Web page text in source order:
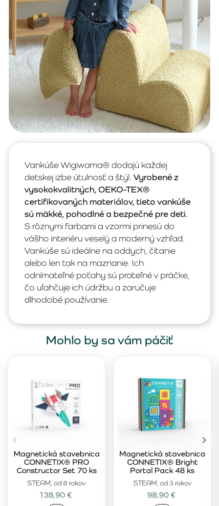
Vankúše Wigiwama® dodajú každej
detskej izbe útulnosť a štýl. Vyrobené z
vysokokvalitných, OEKO-TEX®
certifikovaných materiálov, tieto vankúše
sú mäkké, pohodlné a bezpečné pre deti.
S rôznymi farbami a vzormi prinesú do
vášho interiéru veselý a moderný vzhľad.
Vankúše sú ideálne na oddych, čítanie
alebo len tak na maznanie. Ich
odnímateľné poťahy sú prateľné v práčke,
čo uľahčuje ich údržbu a zaručuje
dlhodobé používanie.
Mohlo by sa vám páčiť
STEAM, od 8 rokov
Magnetická stavebnica
CONNETIX® PRO
Constructor Set 70 ks
138,90 €
STEAM, od 3 rokov
Magnetická stavebnica
CONNETIX® Bright
Portal Pack 48 ks
98,90 €